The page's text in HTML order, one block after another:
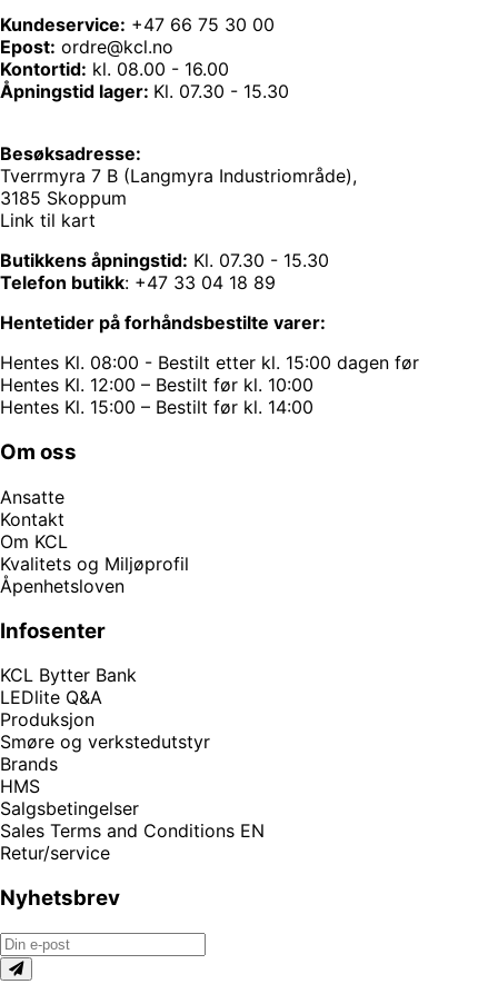
Kundeservice: +47 66 75 30 00
Epost: ordre@kcl.no
Kontortid: kl. 08.00 - 16.00
Åpningstid lager: Kl. 07.30 - 15.30
Besøksadresse:
Tverrmyra 7 B (Langmyra Industriområde),
3185 Skoppum
Link til kart
Butikkens åpningstid: Kl. 07.30 - 15.30
Telefon butikk: +47 33 04 18 89
Hentetider på forhåndsbestilte varer:
Hentes Kl. 08:00 - Bestilt etter kl. 15:00 dagen før
Hentes Kl. 12:00 – Bestilt før kl. 10:00
Hentes Kl. 15:00 – Bestilt før kl. 14:00
Om oss
Ansatte
Kontakt
Om KCL
Kvalitets og Miljøprofil
Åpenhetsloven
Infosenter
KCL Bytter Bank
LEDlite Q&A
Produksjon
Smøre og verkstedutstyr
Brands
HMS
Salgsbetingelser
Sales Terms and Conditions EN
Retur/service
Nyhetsbrev